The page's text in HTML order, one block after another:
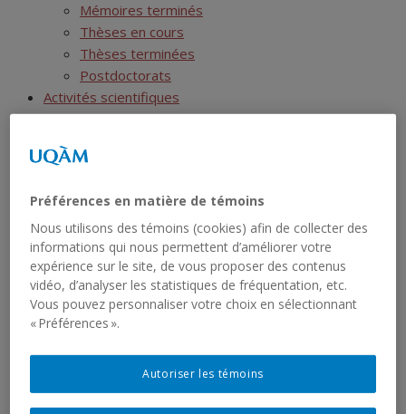
Mémoires terminés
Thèses en cours
Thèses terminées
Postdoctorats
Activités scientifiques
Ressources
Liste des jeux de données
RCHTQ
Présentation
Bulletins
Articles
Numéros
Autres publications du RCHTQ
Réseau institutionnel
Cartographie
Préférences en matière de témoins
Nous utilisons des témoins (cookies) afin de collecter des
informations qui nous permettent d’améliorer votre
expérience sur le site, de vous proposer des contenus
vidéo, d’analyser les statistiques de fréquentation, etc.
Vous pouvez personnaliser votre choix en sélectionnant
« Préférences ».
Autoriser les témoins